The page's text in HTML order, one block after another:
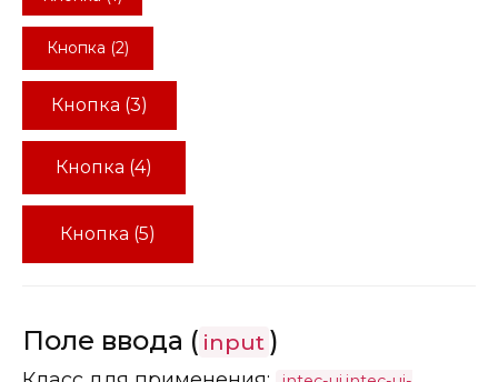
Кнопка (2)
Кнопка (3)
Кнопка (4)
Кнопка (5)
Поле ввода ( input )